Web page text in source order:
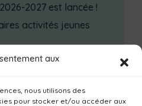
aux
nous utilisons des
pour stocker et/ou accéder aux
2027 est lancée !
activités jeunes
/ agenda
Seniors
Loisirs